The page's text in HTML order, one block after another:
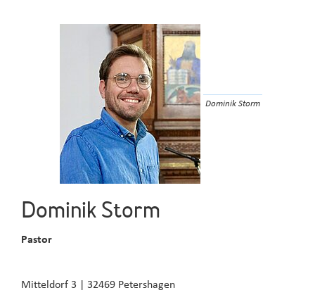
Dominik Storm
Dominik Storm
Pastor
Mitteldorf 3 | 32469 Petershagen